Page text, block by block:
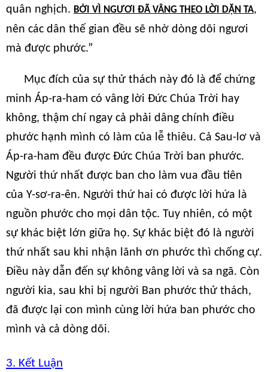
quân nghịch. BỞI VÌ NGƯƠI ĐÃ VÂNG THEO LỜI DẶN TA,
nên các dân thế gian đều sẽ nhờ dòng dõi ngươi
mà được phước.”
Mục đích của sự thử thách này đó là để chứng
minh Áp-ra-ham có vâng lời Đức Chúa Trời hay
không, thậm chí ngay cả phải dâng chính điều
phước hạnh mình có làm của lễ thiêu. Cả Sau-lơ và
Áp-ra-ham đều được Đức Chúa Trời ban phước.
Người thứ nhất được ban cho làm vua đầu tiên
của Y-sơ-ra-ên. Người thứ hai có được lời hứa là
nguồn phước cho mọi dân tộc. Tuy nhiên, có một
sự khác biệt lớn giữa họ. Sự khác biệt đó là người
thứ nhất sau khi nhận lãnh ơn phước thì chống cự.
Điều này dẫn đến sự không vâng lời và sa ngã. Còn
người kia, sau khi bị người Ban phước thử thách,
đã được lại con mình cùng lời hứa ban phước cho
mình và cả dòng dõi.
3. Kết Luận